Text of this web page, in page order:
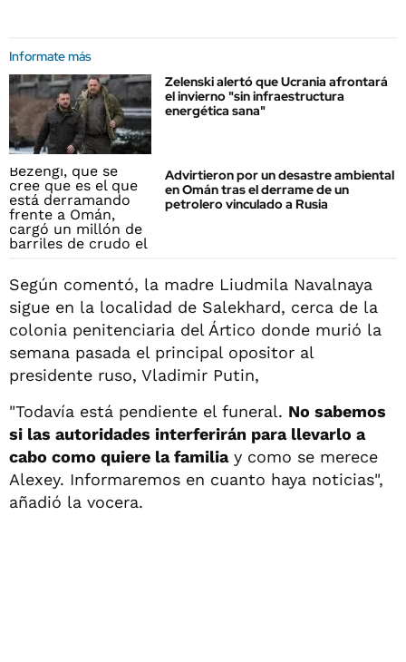
Informate más
Zelenski alertó que Ucrania afrontará
el invierno "sin infraestructura
energética sana"
Advirtieron por un desastre ambiental
en Omán tras el derrame de un
petrolero vinculado a Rusia
Según comentó, la madre Liudmila Navalnaya
sigue en la localidad de Salekhard, cerca de la
colonia penitenciaria del Ártico donde murió la
semana pasada el principal opositor al
presidente ruso, Vladimir Putin,
"Todavía está pendiente el funeral. No sabemos
si las autoridades interferirán para llevarlo a
cabo como quiere la familiay como se merece
Alexey. Informaremos en cuanto haya noticias",
añadió la vocera.